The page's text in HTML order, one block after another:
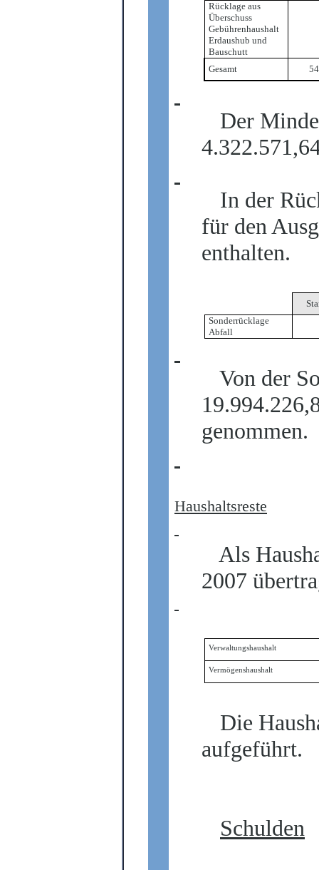
Rücklage aus
Überschuss
Gebührenhaushalt
Erdaushub und
Bauschutt
Gesamt
Der
In der
für den
enthalten.
Sonderrücklage
Abfall
Von der
genommen.
Haushaltsreste
Als
2007
Verwaltungshaushalt
Vermögenshaushalt
Die
aufgeführt.
Schulden